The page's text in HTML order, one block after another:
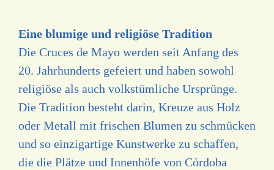
Eine blumige und religiöse Tradition
Die Cruces de Mayo werden seit Anfang des
20. Jahrhunderts gefeiert und haben sowohl
religiöse als auch volkstümliche Ursprünge.
Die Tradition besteht darin, Kreuze aus Holz
oder Metall mit frischen Blumen zu schmücken
und so einzigartige Kunstwerke zu schaffen,
die die Plätze und Innenhöfe von Córdoba